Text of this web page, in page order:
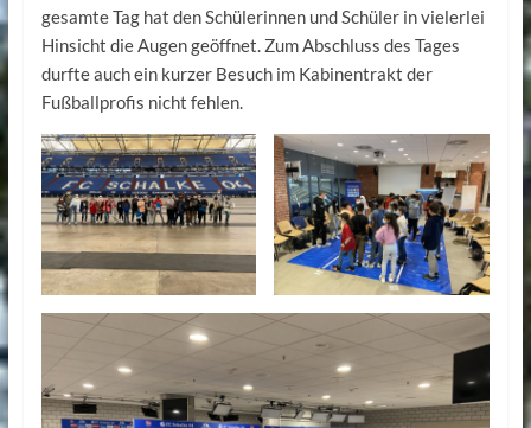
gesamte Tag hat den Schülerinnen und Schüler in vielerlei
Hinsicht die Augen geöffnet. Zum Abschluss des Tages
durfte auch ein kurzer Besuch im Kabinentrakt der
Fußballprofis nicht fehlen.